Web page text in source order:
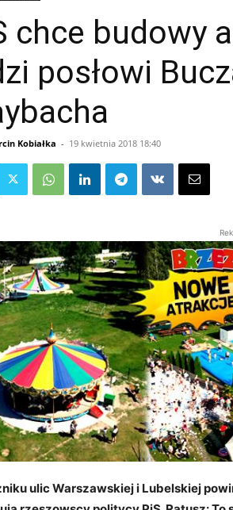
chce budowy
posłowi
Kobiałka - 19 kwietnia 2018 18:40
ulic Warszawskiej i Lubelskiej